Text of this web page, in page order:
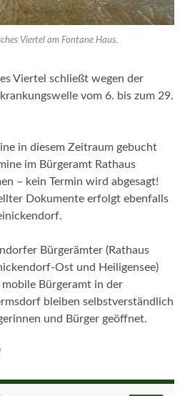
Viertel am Fontane Haus.
Viertel schließt wegen der
vom 6. bis zum 29.
in diesem Zeitraum gebucht
im Bürgeramt Rathaus
– kein Termin wird abgesagt!
Dokumente erfolgt ebenfalls
Bürgerämter (Rathaus
Ost und Heiligensee)
Bürgeramt in der
bleiben selbstverständlich
und Bürger geöffnet.